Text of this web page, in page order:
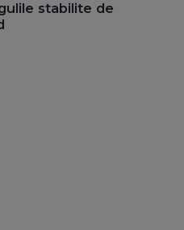
stabilite de